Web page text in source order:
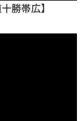
勝帯広】